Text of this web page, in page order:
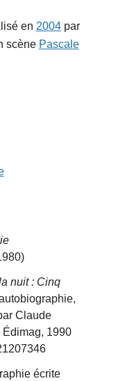
en 2004par
scène Pascale
nuit : Cinq
Claude
Édimag, 1990
écrite